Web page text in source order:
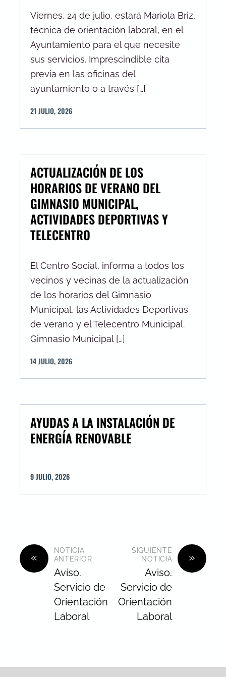
Viernes, 24 de julio, estará Mariola Briz,
técnica de orientación laboral, en el
Ayuntamiento para el que necesite
sus servicios. Imprescindible cita
previa en las oficinas del
ayuntamiento o a través […]
21 JULIO,2026
ACTUALIZACIÓN DE LOS
HORARIOS DE VERANO DEL
GIMNASIO MUNICIPAL,
ACTIVIDADES DEPORTIVAS Y
TELECENTRO
El Centro Social, informa a todos los
vecinos y vecinas de la actualización
de los horarios del Gimnasio
Municipal, las Actividades Deportivas
de verano y el Telecentro Municipal.
Gimnasio Municipal […]
14 JULIO,2026
AYUDAS A LA INSTALACIÓN DE
ENERGÍA RENOVABLE
9 JULIO,2026
«
NOTICIA
ANTERIOR
Aviso.
Servicio de
Orientación
Laboral
»
SIGUIENTE
NOTICIA
Aviso.
Servicio de
Orientación
Laboral